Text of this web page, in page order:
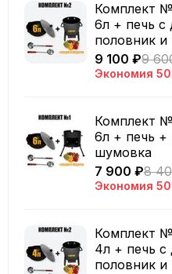
Комплект
6л + печь с
половник
9 100 ₽9
Экономия
Комплект
6л + печь +
шумовка
7 900 ₽8
Экономия
Комплект
4л + печь
половник